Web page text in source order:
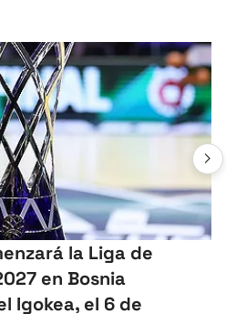
la Liga de
en Bosnia
Igokea, el 6 de